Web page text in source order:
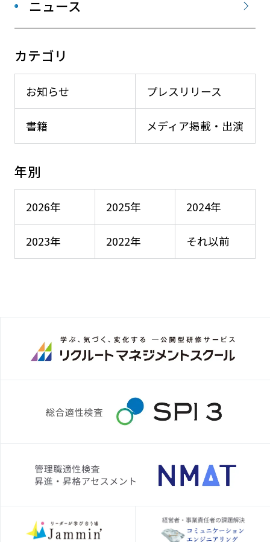
ニュース
カテゴリ
お知らせ プレスリリース
メディア掲載・出演
書籍
年別
2026年 2025年 2024年
2023年 2022年 それ以前